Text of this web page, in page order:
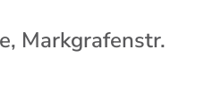
Markgrafenstr.